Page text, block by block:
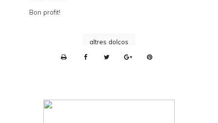
Bon profit!
altres dolços
n